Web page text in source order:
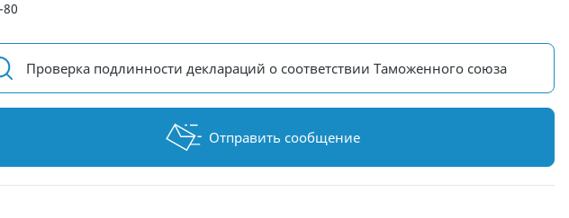
Проверка подлинности деклараций о соответствии Таможенного союза
Отправить сообщение